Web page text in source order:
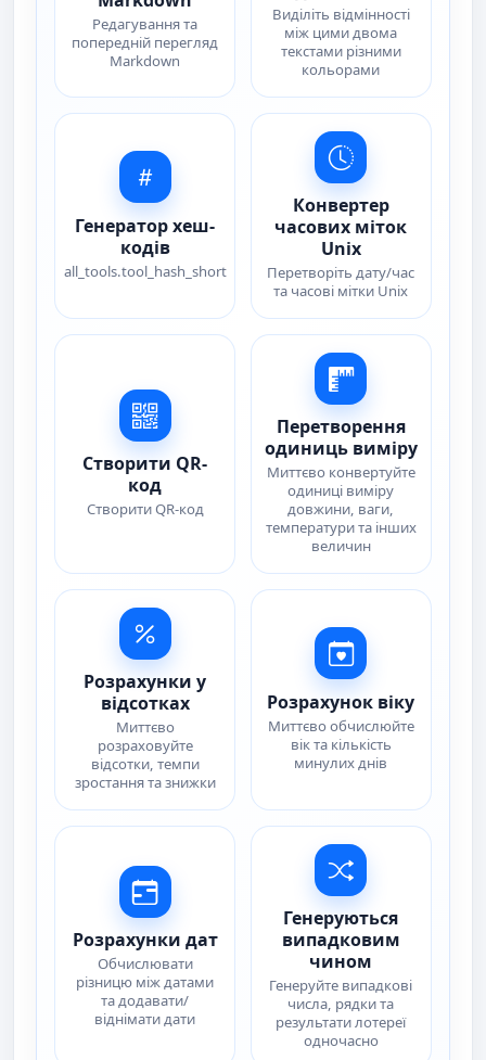
Редагування та
попередній перегляд
Markdown
Виділіть відмінності
між цими двома
текстами різними
кольорами
Генератор хеш-
кодів
all_tools.tool_hash_short
Конвертер
часових міток
Unix
Перетворіть дату/час
та часові мітки Unix
Створити QR-
код
Створити QR-код
Перетворення
одиниць виміру
Миттєво конвертуйте
одиниці виміру
довжини, ваги,
температури та інших
величин
Розрахунки у
відсотках
Миттєво
розраховуйте
відсотки, темпи
зростання та знижки
Розрахунок віку
Миттєво обчислюйте
вік та кількість
минулих днів
Розрахунки дат
Обчислювати
різницю між датами
та додавати/
віднімати дати
Генеруються
випадковим
чином
Генеруйте випадкові
числа, рядки та
результати лотереї
одночасно